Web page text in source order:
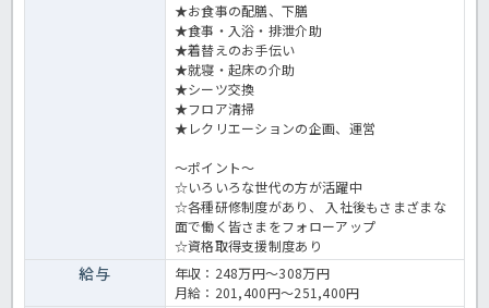
★お食事の配膳、下膳
★食事・入浴・排泄介助
★着替えのお手伝い
★就寝・起床の介助
★シーツ交換
★フロア清掃
★レクリエーションの企画、運営
～ポイント～
☆いろいろな世代の方が活躍中
☆各種研修制度があり、 入社後もさまざまな
面で働く皆さまをフォローアップ
☆資格取得支援制度あり
給与
年収：248万円～308万円
月給：201,400円～251,400円